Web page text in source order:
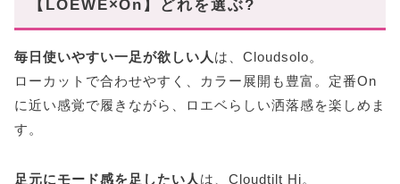
【LOEWE×On】どれを選ぶ?
毎日使いやすい一足が欲しい人 は、Cloudsolo。
ローカットで合わせやすく、カラー展開も豊富。定番On
に近い感覚で履きながら、ロエベらしい洒落感を楽しめま
す。
足元にモード感を足したい人 は、Cloudtilt Hi。